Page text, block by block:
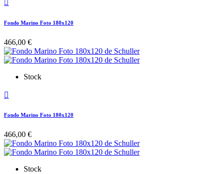
Fondo Marino Foto 180x120
466,00 €
Stock

Fondo Marino Foto 180x120
466,00 €
Stock